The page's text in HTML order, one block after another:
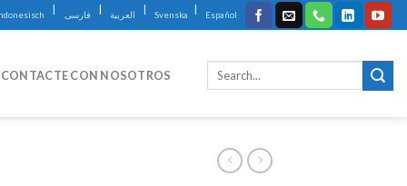
| فارسی | العربية | Svenska | Español
CONTACTE CON NOSOTROS